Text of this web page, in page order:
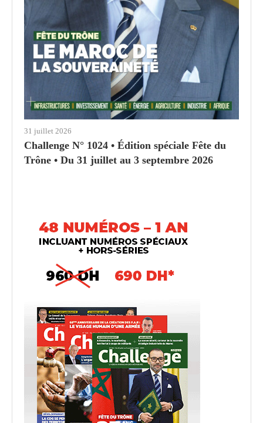
31 juillet 2026
Challenge N° 1024 • Édition spéciale Fête du
Trône • Du 31 juillet au 3 septembre 2026